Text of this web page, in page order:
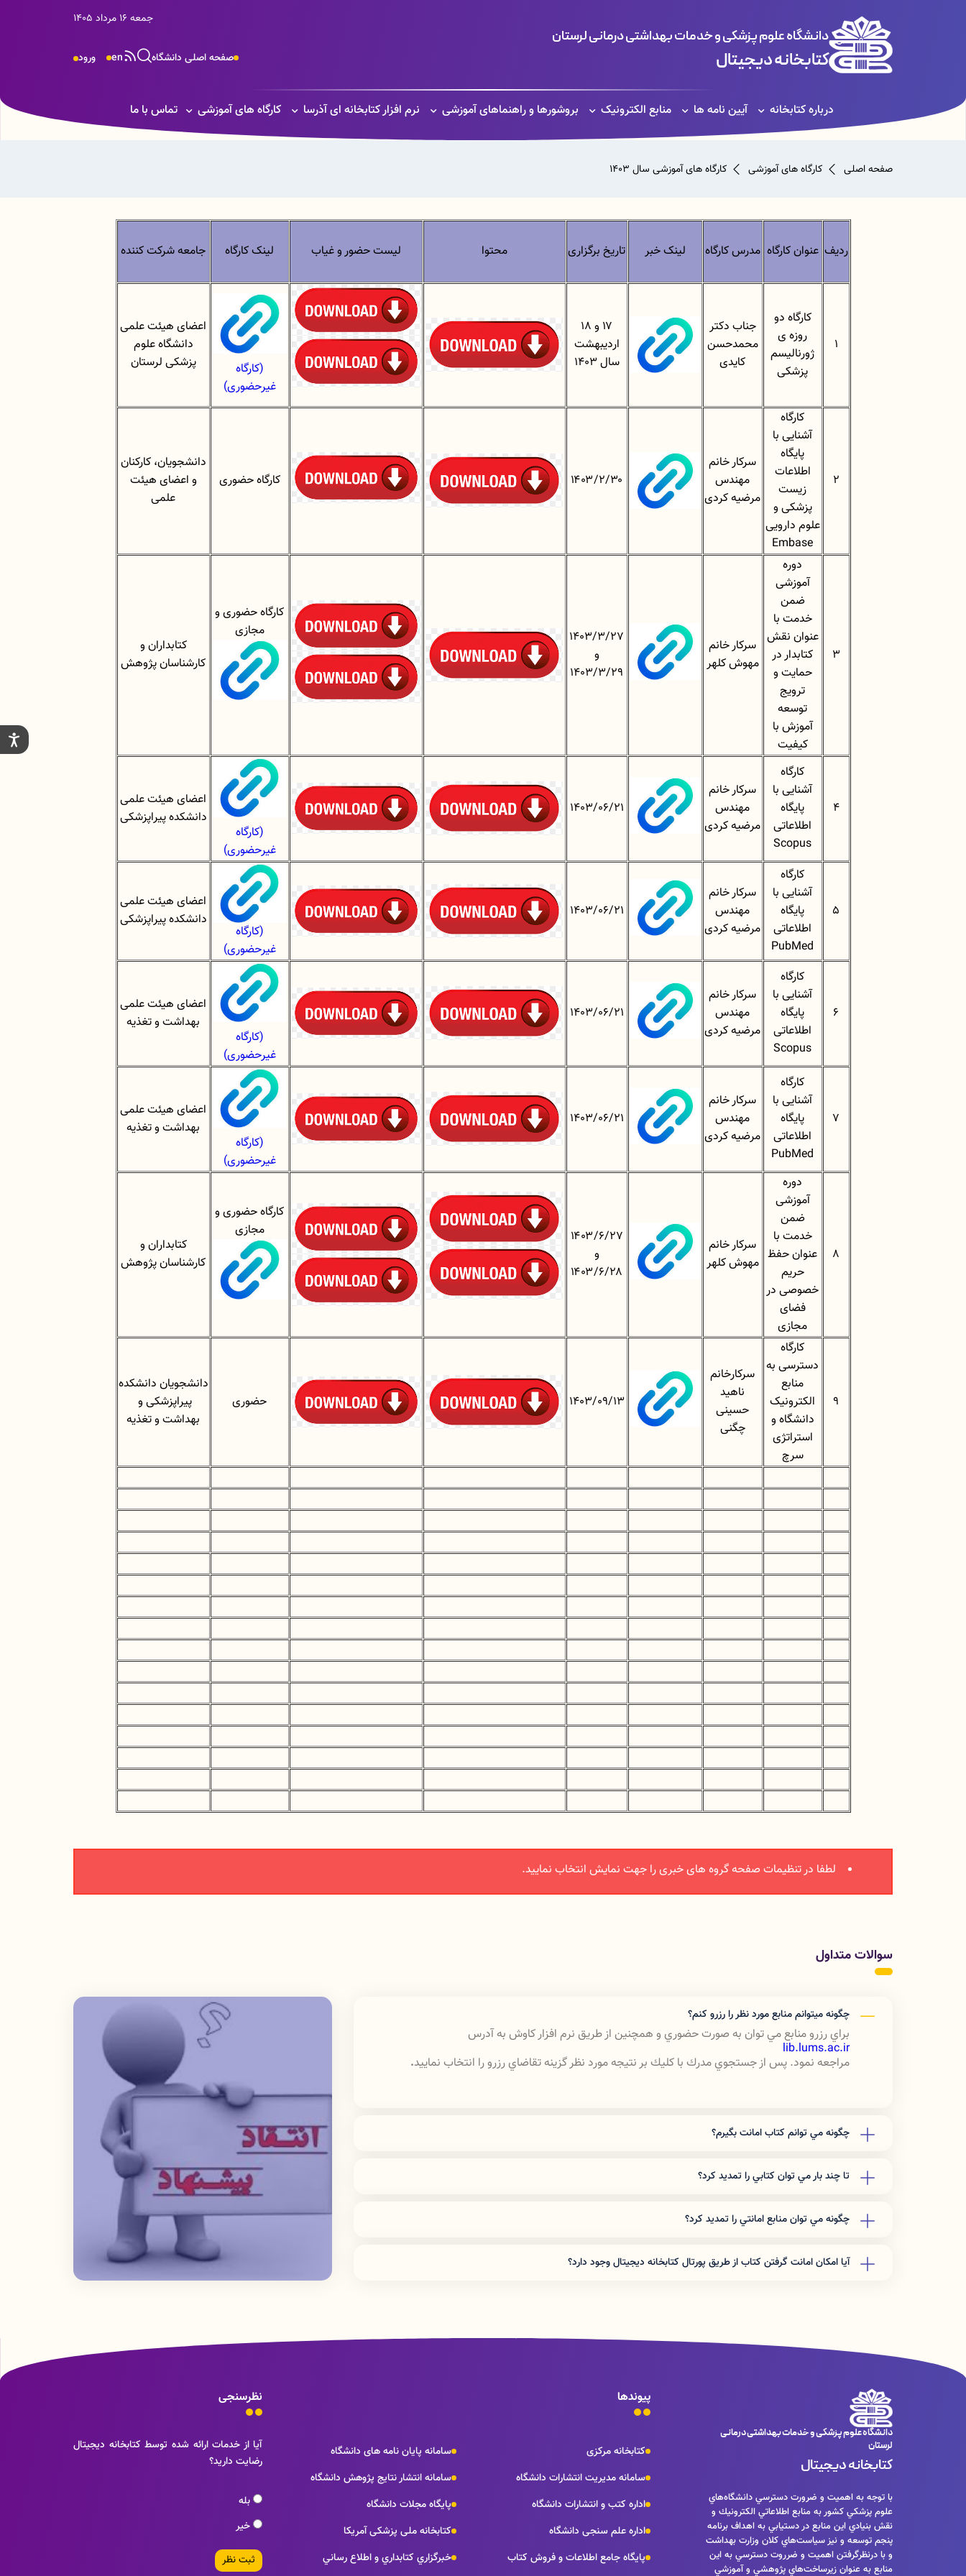
دانشگاه علوم پزشکی و خدمات بهداشتی درمانی لرستان
کتابخانه دیجیتال
جمعه 16 مرداد 1405
ورود en صفحه اصلی دانشگاه
درباره کتابخانه آیین نامه ها منابع الکترونیک بروشورها و راهنماهای آموزشی نرم افزار کتابخانه ای آذرسا کارگاه های آموزشی تماس با ما
صفحه اصلی کارگاه های آموزشی کارگاه های آموزشی سال 1403
ردیف عنوان کارگاه مدرس کارگاه لینک خبر تاریخ برگزاری محتوا لیست حضور و غیاب لینک کارگاه جامعه شرکت کننده
1
کارگاه دو
روزه ی
ژورنالیسم
پزشکی
جناب دکتر
محمدحسن
کایدی
۱۷ و ۱۸
اردیبهشت
سال 1403
(کارگاه
غیرحضوری)
اعضای هیئت علمی
دانشگاه علوم
پزشکی لرستان
2
کارگاه
آشنایی با
پایگاه
اطلاعات
زیست
پزشکی و
علوم دارویی
Embase
سرکار خانم
مهندس
مرضیه کردی
۱۴۰۳/۲/۳۰ کارگاه حضوری
دانشجویان، کارکنان
و اعضای هیئت
علمی
3
دوره
آموزشی
ضمن
خدمت با
عنوان نقش
کتابدار در
حمایت و
ترویج
توسعه
آموزش با
کیفیت
سرکار خانم
مهوش کلهر
1403/3/27
و
1403/3/29
کارگاه حضوری و
مجازی
کتابداران و
کارشناسان پژوهش
4
کارگاه
آشنایی با
پایگاه
اطلاعاتی
Scopus
سرکار خانم
مهندس
مرضیه کردی
1403/06/21
(کارگاه
غیرحضوری)
اعضای هیئت علمی
دانشکده پیراپزشکی
5
کارگاه
آشنایی با
پایگاه
اطلاعاتی
PubMed
سرکار خانم
مهندس
مرضیه کردی
1403/06/21
(کارگاه
غیرحضوری)
اعضای هیئت علمی
دانشکده پیراپزشکی
6
کارگاه
آشنایی با
پایگاه
اطلاعاتی
Scopus
سرکار خانم
مهندس
مرضیه کردی
1403/06/21
(کارگاه
غیرحضوری)
اعضای هیئت علمی
بهداشت و تغذیه
7
کارگاه
آشنایی با
پایگاه
اطلاعاتی
PubMed
سرکار خانم
مهندس
مرضیه کردی
1403/06/21
(کارگاه
غیرحضوری)
اعضای هیئت علمی
بهداشت و تغذیه
8
دوره
آموزشی
ضمن
خدمت با
عنوان حفظ
حریم
خصوصی در
فضای
مجازی
سرکار خانم
مهوش کلهر
۱۴۰۳/۶/۲۷
و
۱۴۰۳/۶/۲۸
کارگاه حضوری و
مجازی
کتابداران و
کارشناسان پژوهش
9
کارگاه
دسترسی به
منابع
الکترونیک
دانشگاه و
استراتژی
سرچ
سرکارخانم
ناهید
حسینی
چگنی
1403/۰9/13 حضوری
دانشجویان دانشکده
پیراپزشکی و
بهداشت و تغذیه
لطفا در تنظیمات صفحه گروه های خبری را جهت نمایش انتخاب نمایید.
سوالات متداول
چگونه ميتوانم منابع مورد نظر را رزرو كنم؟
براي رزرو منابع مي توان به صورت حضوري و همچنين از طريق نرم افزار كاوش به آدرس
lib.lums.ac.ir
مراجعه نمود. پس از جستجوي مدرك با كليك بر نتيجه مورد نظر گزينه تقاضاي رزرو را انتخاب نماييد.
چگونه مي توانم كتاب امانت بگيرم؟
انجام مراحل ثبت نام اطلاعات شما براي كتابخانه ارسال شده و پس از تاييد كتابدار و دريافت شماره
تا چند بار مي توان كتابي را تمديد كرد؟
چگونه مي توان منابع امانتي را تمديد كرد؟
آيا امكان امانت گرفتن كتاب از طريق پورتال كتابخانه ديجيتال وجود دارد؟
دانشگاه علوم پزشکی و خدمات بهداشتی درمانی
لرستان
کتابخانه دیجیتال
با توجه به اهميت و ضرورت دسترسي دانشگاه‌هاي
علوم پزشكي كشور به منابع اطلاعاتي الكترونيك و
نقش بنيادي اين منابع در دستيابي به اهداف برنامه
پنجم توسعه و نيز سياست‌هاي كلان وزارت بهداشت
و با درنظرگرفتن اهميت و ضرروت دسترسي به اين
منابع به عنوان زيرساخت‌هاي پژوهشي و آموزشي
پیوندها
کتابخانه مرکزی
سامانه پایان نامه های دانشگاه
سامانه مدیریت انتشارات دانشگاه
سامانه انتشار نتايج پژوهش دانشگاه
اداره كتب و انتشارات دانشگاه
پایگاه مجلات دانشگاه
اداره علم سنجی دانشگاه
کتابخانه ملی پزشکی آمریکا
پايگاه جامع اطلاعات و فروش كتاب
خبرگزاري كتابداري و اطلاع رساني
نظرسنجی
آیا از خدمات ارائه شده توسط کتابخانه دیجیتال
رضایت دارید؟
بله
خیر
ثبت نظر